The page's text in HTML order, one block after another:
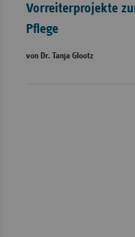
Vorreiterprojekte
Pflege
von Dr. Tanja Glootz